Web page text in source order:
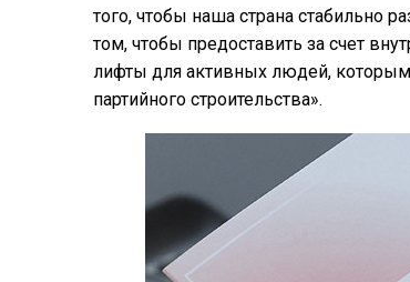
того, чтобы наша страна стабильно
том, чтобы предоставить за счет
лифты для активных людей,
партийного строительства».